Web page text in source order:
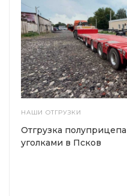
НАШИ ОТГРУЗКИ
Отгрузка
уголками в Псков